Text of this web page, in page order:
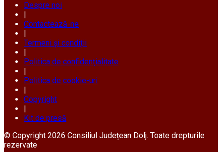
Despre noi
|
Contactează-ne
|
Termeni și condiții
|
Politica de confidențialitate
|
Politica de cookie-uri
|
Copyright
|
Kit de presă
© Copyright 2026 Consiliul Județean Dolj. Toate drepturile
rezervate